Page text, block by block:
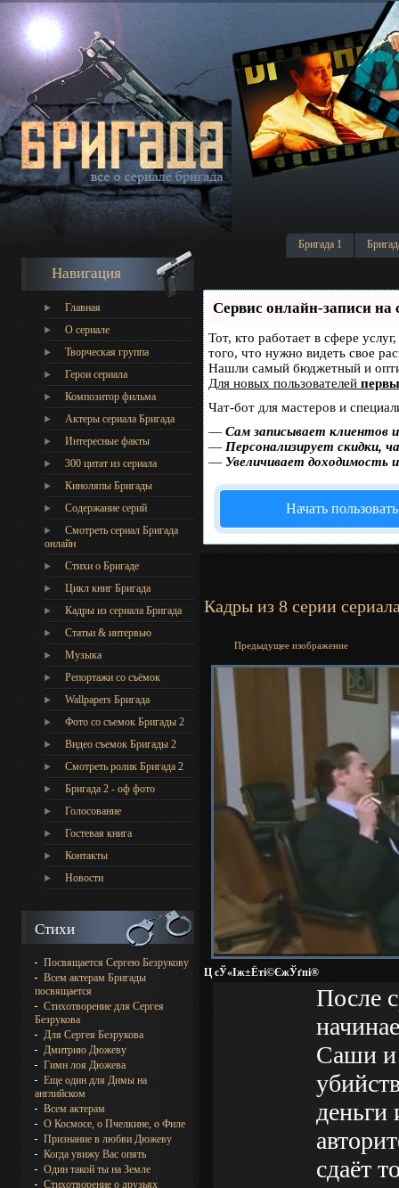
Бригада 1
Навигация
Главная
О сериале
Творческая группа
Герои сериала
Композитор фильма
Актеры сериала Бригада
Интересные факты
300 цитат из сериала
Киноляпы Бригады
Содержание серий
Смотреть сериал Бригада
онлайн
Стихи о Бригаде
Цикл книг Бригада
Кадры из сериала Бригада
Статьи & интервью
Музыка
Репортажи со съёмок
Wallpapers Бригада
Фото со съемок Бригады 2
Видео съемок Бригады 2
Cмотреть ролик Бригада 2
Бригада 2 - оф фото
Голосование
Гостевая книга
Контакты
Новости
Стихи
Посвящается Сергею Безрукову
Всем актерам Бригады
посвящается
Стихотворение для Сергея
Безрукова
Для Сергея Безрукова
Дмитрию Дюжеву
Гимн лоя Дюжева
Еще один для Димы на
английском
Всем актерам
О Космосе, о Пчелкине, о Филе
Признание в любви Дюжеву
Когда увижу Вас опять
Один такой ты на Земле
Стихотворение о друзьях
Сервис онлайн-записи на
Тот, кто работает в сфере
того, что нужно видеть свое
Нашли самый бюджетный и
Для новых пользователей
Чат-бот для мастеров и
— Сам записывает клиентов
— Персонализирует скидки,
— Увеличивает доходимость
Начать
Кадры из 8 серии
Предыдущее изображение
Ц сЎ«Іж±Ёті©ЄжЎґпі®
После
Саши и
сдаёт